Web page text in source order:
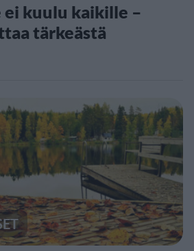
ei kuulu kaikille –
tärkeästä